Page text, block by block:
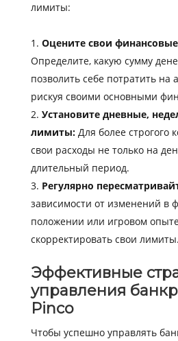
лимиты:
Оцените свои
Определите, какую сумму
позволить себе потратить на
рискуя своими основными
Установите дневные,
лимиты:Для более строгого
свои расходы не только на
длительный период.
Регулярно
зависимости от изменений в
положении или игровом
скорректировать свои лимиты.
Эффективные
управления
Pinco
Чтобы успешно управлять